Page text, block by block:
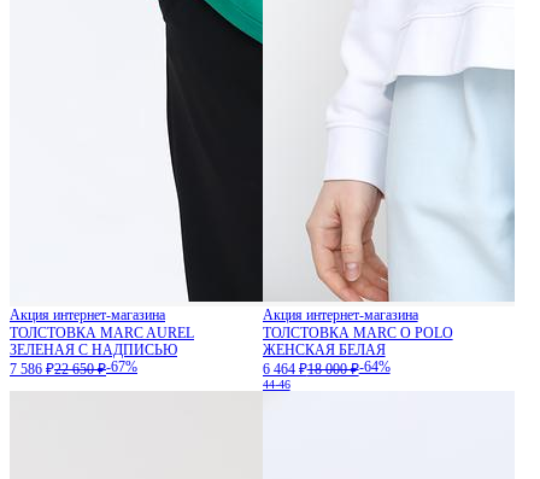
Акция интернет-магазина
ТОЛСТОВКА MARC AUREL
ЗЕЛЕНАЯ С НАДПИСЬЮ
7 586 ₽22 650 ₽-67%
Акция интернет-магазина
ТОЛСТОВКА MARC O POLO
ЖЕНСКАЯ БЕЛАЯ
6 464 ₽18 000 ₽-64%
44-46